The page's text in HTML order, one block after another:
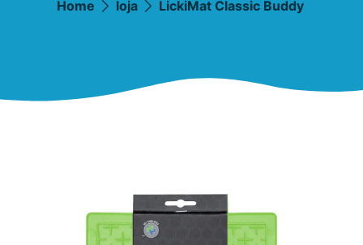
Home loja LickiMat Classic Buddy